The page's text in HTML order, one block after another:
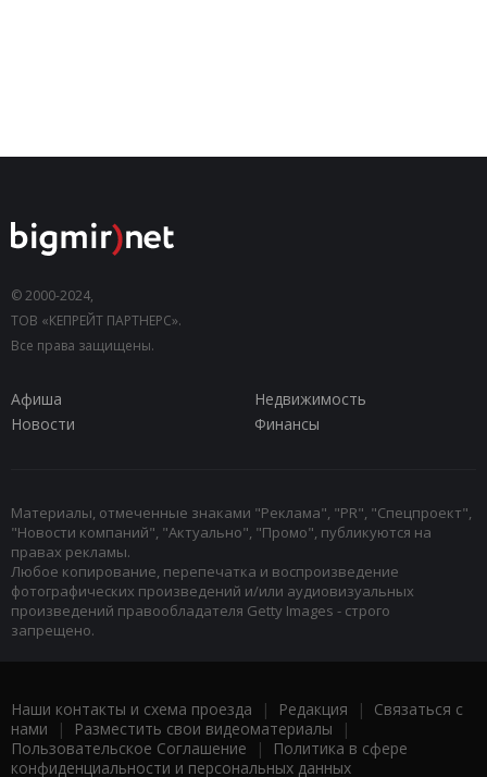
© 2000-2024,
ТОВ «КЕПРЕЙТ ПАРТНЕРС».
Все права защищены.
Афиша
Недвижимость
Новости
Финансы
Материалы, отмеченные знаками "Реклама", "PR", "Спецпроект",
"Новости компаний", "Актуально", "Промо", публикуются на
правах рекламы.
Любое копирование, перепечатка и воспроизведение
фотографических произведений и/или аудиовизуальных
произведений правообладателя Getty Images - строго
запрещено.
Наши контакты и схема проезда | Редакция | Связаться с
нами | Разместить свои видеоматериалы |
Пользовательское Соглашение |
Политика в сфере
конфиденциальности и персональных данных